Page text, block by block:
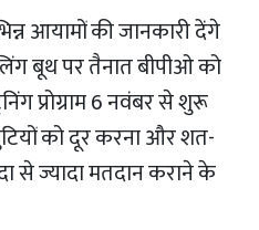
आयामों की जानकारी देंगे
बूथ पर तैनात बीपीओ को
प्रोग्राम 6 नवंबर से शुरू
को दूर करना और शत-
से ज्यादा मतदान कराने के